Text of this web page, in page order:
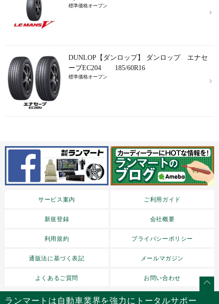
標準価格オープン
DUNLOP【ダンロップ】 ダンロップ エナセ
ーブEC204 185/60R16
標準価格オープン
サービス案内 ご利用ガイド
新規登録 会社概要
利用規約 プライバシーポリシー
通販法に基づく表記 メールマガジン
よくあるご質問 お問い合わせ
ランマートは自動車業界を強力にトータルサポー